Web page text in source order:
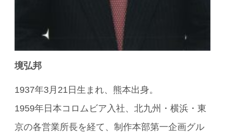
境弘邦
1937年3月21日生まれ、熊本出身。
1959年日本コロムビア入社、北九州・横浜・東
京の各営業所長を経て、制作本部第一企画グル